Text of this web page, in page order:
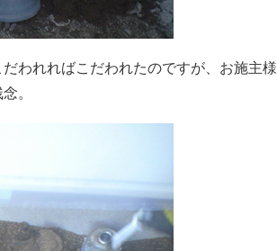
われればこだわれたのですが、お施主様
。